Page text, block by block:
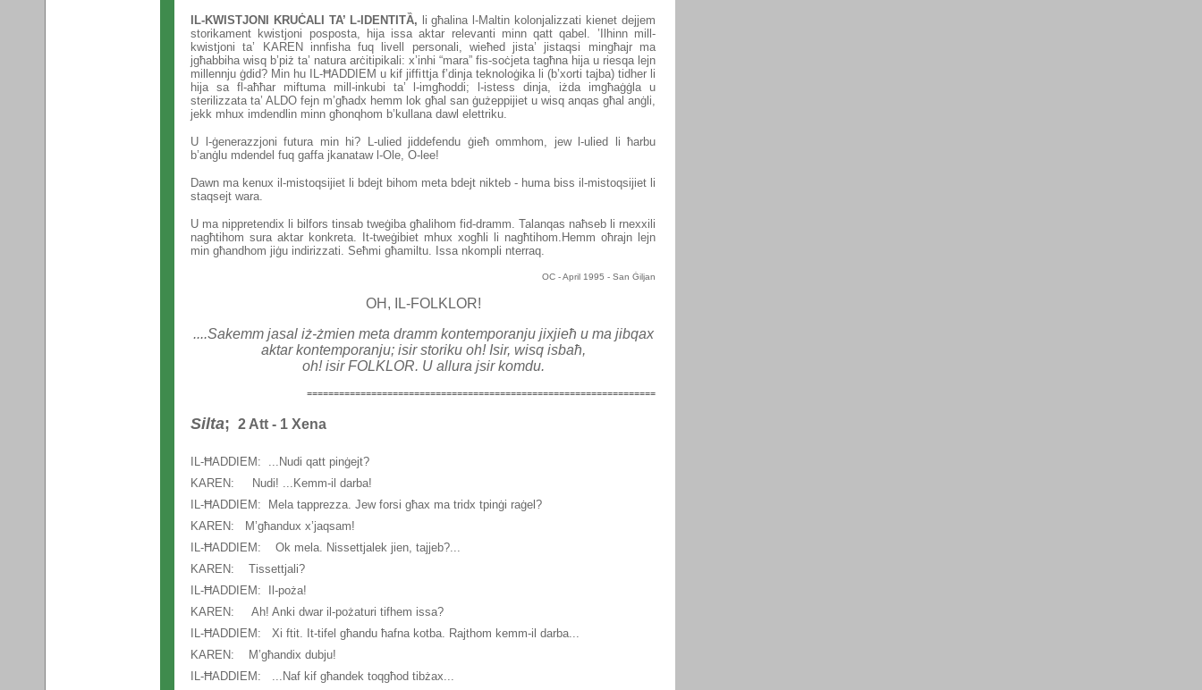
IL-KWISTJONI KRUĊALI TA’ L-IDENTITẦ, li għalina l-Maltin kolonjalizzati kienet dejjem
storikament kwistjoni posposta, hija issa aktar relevanti minn qatt qabel. ’Ilhinn mill-
kwistjoni ta’ KAREN innfisha fuq livell personali, wieħed jista’ jistaqsi mingħajr ma
jgħabbiha wisq b’piż ta’ natura arċitipikali: x’inhi “mara” fis-soċjeta tagħna hija u riesqa lejn
millennju ġdid? Min hu IL-ĦADDIEM u kif jiffittja f’dinja teknoloġika li (b’xorti tajba) tidher li
hija sa fl-aħħar miftuma mill-inkubi ta’ l-imgħoddi; l-istess dinja, iżda imgħaġġla u
sterilizzata ta’ ALDO fejn m’għadx hemm lok għal san ġużeppijiet u wisq anqas għal anġli,
jekk mhux imdendlin minn għonqhom b’kullana dawl elettriku.
U l-ġenerazzjoni futura min hi? L-ulied jiddefendu ġieħ ommhom, jew l-ulied li ħarbu
b’anġlu mdendel fuq gaffa jkanataw l-Ole, O-lee!
Dawn ma kenux il-mistoqsijiet li bdejt bihom meta bdejt nikteb - huma biss il-mistoqsijiet li
staqsejt wara.
U ma nippretendix li bilfors tinsab tweġiba għalihom fid-dramm. Talanqas naħseb li rnexxili
nagħtihom sura aktar konkreta. It-tweġibiet mhux xogħli li nagħtihom. Hemm oħrajn lejn
min għandhom jiġu indirizzati. Seħmi għamiltu. Issa nkompli nterraq.
OC -April 1995 - San Ġiljan
OH, IL-FOLKLOR!
....Sakemm jasal iż-żmien meta dramm kontemporanju jixjieħ u ma jibqax
aktar kontemporanju; isir storiku oh! Isir, wisq isbaħ,
oh! isir FOLKLOR. U allura jsir komdu.
=================================================================
Silta; 2 Att - 1 Xena
IL-ĦADDIEM: ...Nudi qatt pinġejt?
KAREN: Nudi! ...Kemm-il darba!
IL-ĦADDIEM: Mela tapprezza. Jew forsi għax ma tridx tpinġi raġel?
KAREN: M’għandux x’jaqsam!
IL-ĦADDIEM: Ok mela. Nissettjalek jien, tajjeb?...
KAREN: Tissettjali?
IL-ĦADDIEM: Il-poża!
KAREN: Ah! Anki dwar il-pożaturi tifhem issa?
IL-ĦADDIEM: Xi ftit. It-tifel għandu ħafna kotba. Rajthom kemm-il darba...
KAREN: M’għandix dubju!
IL-ĦADDIEM: ...Naf kif għandek toqgħod tibżax...